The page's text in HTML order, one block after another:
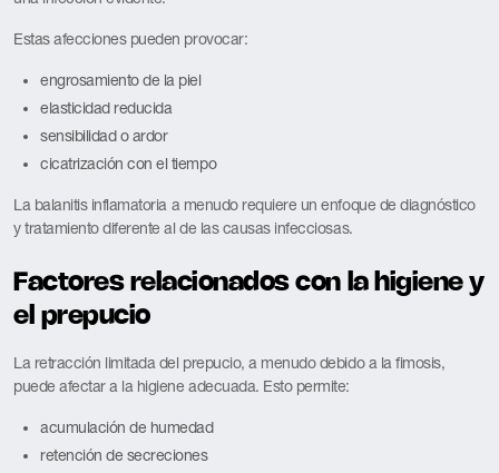
Estas afecciones pueden provocar:
engrosamiento de la piel
elasticidad reducida
sensibilidad o ardor
cicatrización con el tiempo
La balanitis inflamatoria a menudo requiere un enfoque de diagnóstico
y tratamiento diferente al de las causas infecciosas.
Factores relacionados con la higiene y
el prepucio
La retracción limitada del prepucio, a menudo debido a la fimosis,
puede afectar a la higiene adecuada. Esto permite:
acumulación de humedad
retención de secreciones